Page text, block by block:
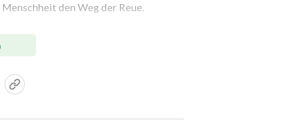
den Weg der Reue.
Menschen und beweisen
Gott ist. Daher ist der
und Werke. Solange Er die